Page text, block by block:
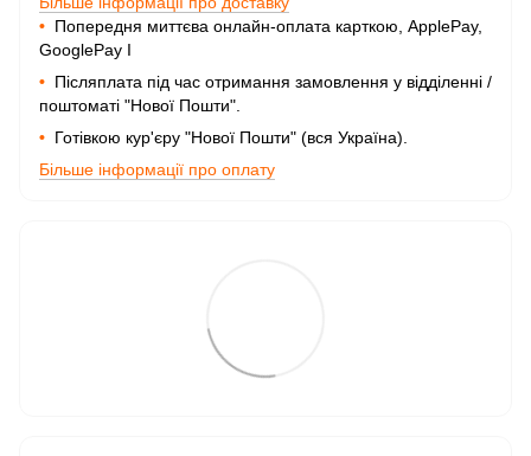
• Попередня миттєва онлайн-оплата карткою, ApplePay,
GooglePay I
• Післяплата під час отримання замовлення у відділенні /
поштоматі "Нової Пошти".
• Готівкою кур'єру "Нової Пошти" (вся Україна).
Більше інформації про оплату